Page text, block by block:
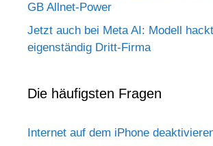
GB Allnet-Power
Jetzt auch bei Meta AI: Modell hackt
eigenständig Dritt-Firma
Die häufigsten Fragen
Internet auf dem iPhone